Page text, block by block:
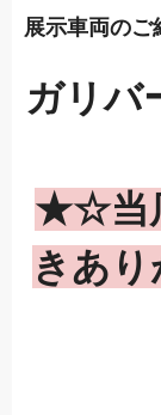
展示車両のご
ガリバ
★☆当
きあ